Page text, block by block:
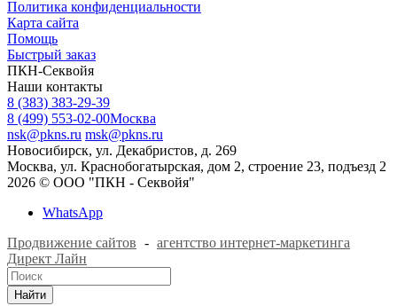
Политика конфиденциальности
Карта сайта
Помощь
Быстрый заказ
ПКН-Секвойя
Наши контакты
8 (383) 383-29-39
8 (499) 553-02-00Москва
nsk@pkns.ru msk@pkns.ru
Новосибирск, ул. Декабристов, д. 269
Москва, ул. Краснобогатырская, дом 2, строение 23, подъезд 2
2026 © ООО "ПКН - Секвойя"
WhatsApp
Продвижение сайтов - агентство интернет-маркетинга
Директ Лайн
Найти